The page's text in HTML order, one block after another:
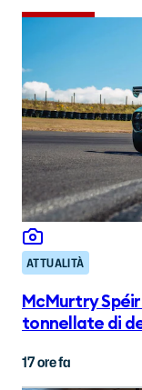
ATTUALITÀ
McMurtry
tonnellate di
17 ore fa